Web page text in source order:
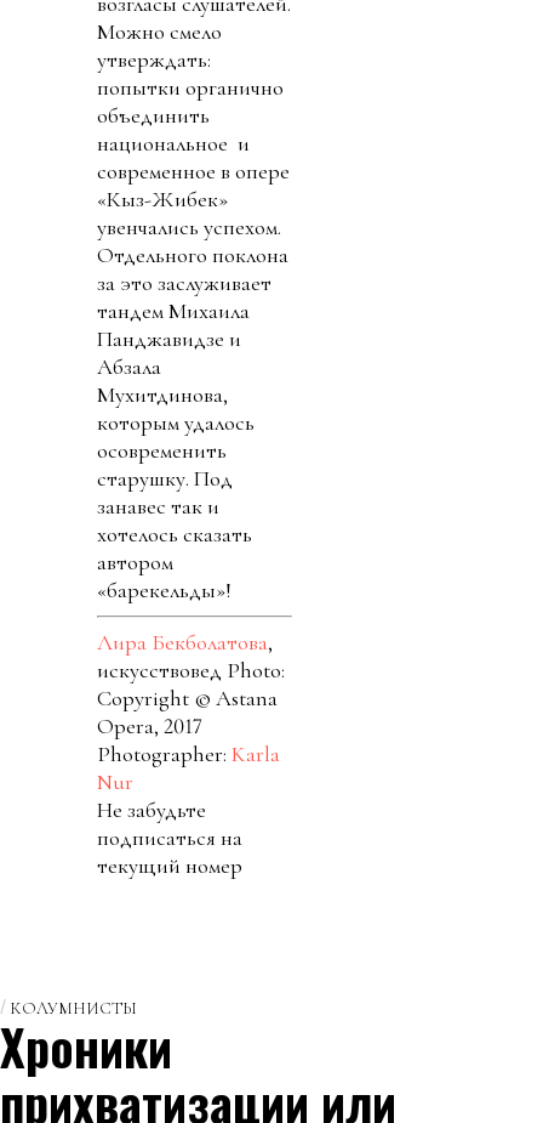
Можно смело
утверждать:
попытки органично
объединить
национальное и
современное в опере
«Кыз-Жибек»
увенчались успехом.
Отдельного поклона
за это заслуживает
тандем Михаила
Панджавидзе и
Абзала
Мухитдинова,
которым удалось
осовременить
старушку. Под
занавес так и
хотелось сказать
автором
«барекельды»!
Лира Бекболатова,
искусствовед Photo:
Copyright © Astana
Opera, 2017
Photographer: Karla
Nur
Не забудьте
подписаться на
текущий номер
КОЛУМНИСТЫ
Хроники
прихватизации или